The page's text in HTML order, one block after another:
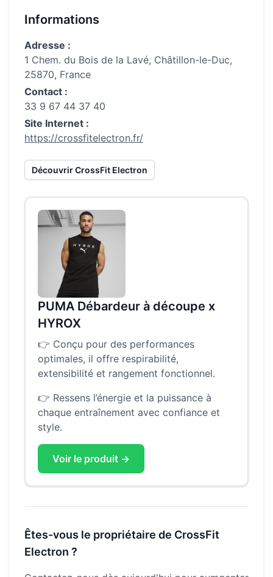
Informations
Adresse :
1 Chem. du Bois de la Lavé, Châtillon-le-Duc,
25870, France
Contact :
33 9 67 44 37 40
Site Internet :
https://crossfitelectron.fr/
DécouvrirCrossFit Electron
PUMA Débardeur à découpe x
HYROX
👉 Conçu pour des performances
optimales, il offre respirabilité,
extensibilité et rangement fonctionnel.
👉 Ressens l’énergie et la puissance à
chaque entraînement avec confiance et
style.
Voir le produit →
Êtes-vous le propriétaire de CrossFit
Electron ?